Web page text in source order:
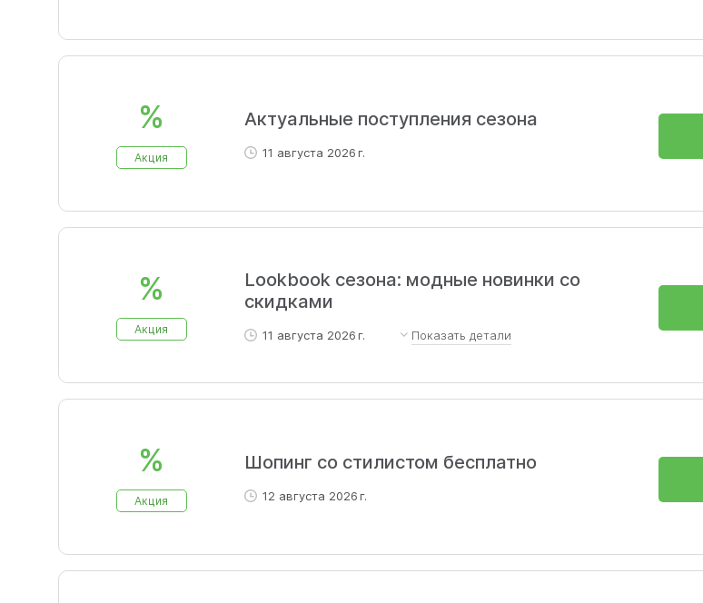
%
Акция
Актуальные поступления сезона
11 августа 2026 г.
%
Акция
Lookbook сезона: модные новинки со
скидками
11 августа 2026 г. Показать детали
Лукбук: актуальные коллекции, новинки и скидки
%
Акция
Шопинг со стилистом бесплатно
12 августа 2026 г.